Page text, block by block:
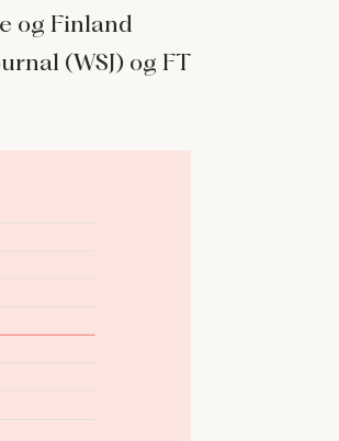
og Finland
(WSJ) og FT